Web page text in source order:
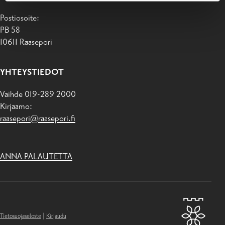
Postiosoite:
PB 58
10611 Raasepori
YHTEYSTIEDOT
Vaihde 019-289 2000
Kirjaamo:
raasepori@raasepori.fi
ANNA PALAUTETTA
Tietosuojaseloste Kirjaudu